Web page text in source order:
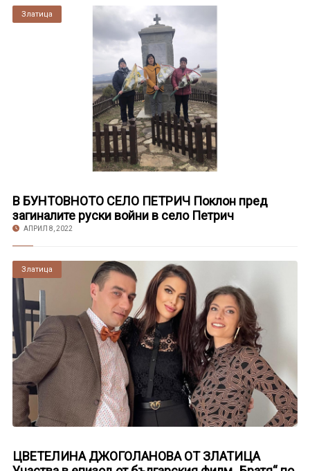
Златица
В БУНТОВНОТО СЕЛО ПЕТРИЧ Поклон пред
загиналите руски войни в село Петрич
АПРИЛ 8, 2022
Златица
ЦВЕТЕЛИНА ДЖОГОЛАНОВА ОТ ЗЛАТИЦА